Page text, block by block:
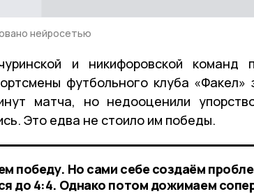
нейросетью
и никифоровской команд
футбольного клуба «Факел»
матча, но недооценили
Это едва не стоило им победы.
победу. Но сами себе создаём
до 4:4. Однако потом дожимаем